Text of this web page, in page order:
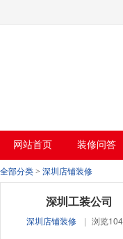
香蕉视频在线
视频下载,91香
网站首页 装修问答
全部分类 > 深圳店铺装修
深圳工装公司
深圳店铺装修
| 浏览